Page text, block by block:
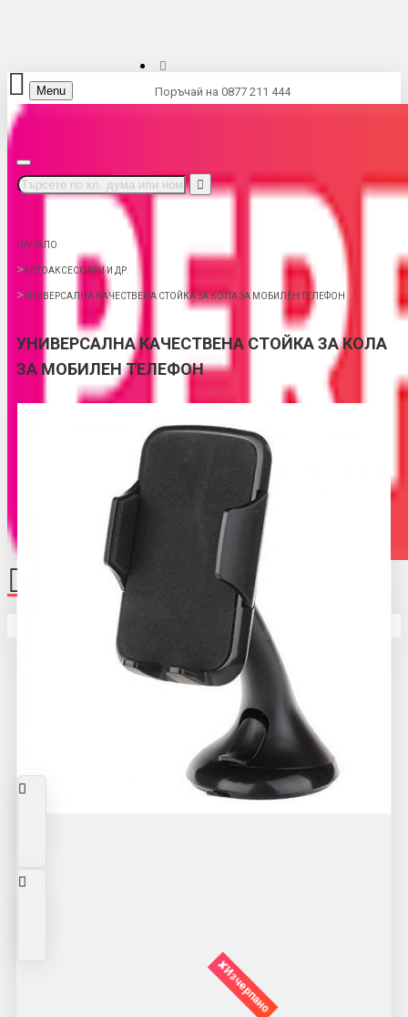
Поръчай на 0877 211 444
Menu
Кутията ви е празна
НАЧАЛО
АВТОАКСЕСОАРИ И ДР.
УНИВЕРСАЛНА КАЧЕСТВЕНА СТОЙКА ЗА КОЛА ЗА МОБИЛЕН ТЕЛЕФОН
УНИВЕРСАЛНА КАЧЕСТВЕНА СТОЙКА ЗА КОЛА
ЗА МОБИЛЕН ТЕЛЕФОН
✘Изчерпано